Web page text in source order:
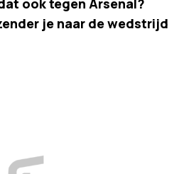
ook tegen Arsenal?
je naar de wedstrijd